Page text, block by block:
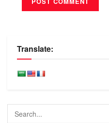
Translate: